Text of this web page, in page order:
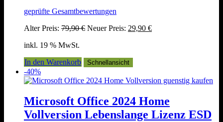
geprüfte Gesamtbewertungen
Alter Preis: 79,90€ Ursprünglicher
Neuer Preis: 29,90 €Aktueller
inkl. 19 % MwSt.
In den Warenkorb
Schnellansicht
-40%
Microsoft Office 2024 Home
Vollversion Lebenslange Lizenz ESD